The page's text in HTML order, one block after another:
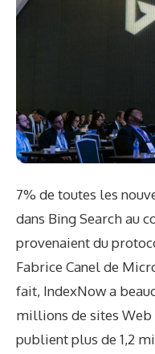
7% de toutes les
dans Bing Search au
provenaient du
Fabrice Canel de
fait, IndexNow a
millions de sites
publient plus de 1,2